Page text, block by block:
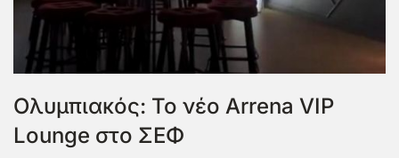
Ολυμπιακός: Το νέο Arrena VIP
Lounge στο ΣΕΦ